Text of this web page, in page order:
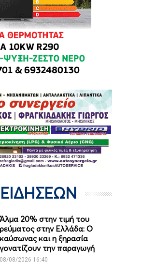
Άλμα 20% στην τιμή του
ρεύματος στην Ελλάδα: Ο
καύσωνας και η ξηρασία
γονατίζουν την παραγωγή
08/08/2026 16:40